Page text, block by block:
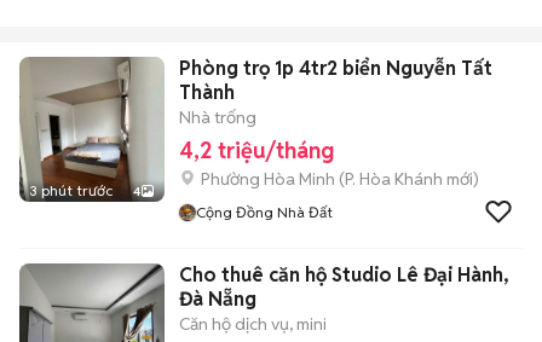
3 phút trước 4
Phòng trọ 1p 4tr2 biển Nguyễn Tất
Thành
Nhà trống
4,2 triệu/tháng
Phường Hòa Minh (P. Hòa Khánh mới)
Cộng Đồng Nhà Đất
Cho thuê căn hộ Studio Lê Đại Hành,
Đà Nẵng
Căn hộ dịch vụ, mini